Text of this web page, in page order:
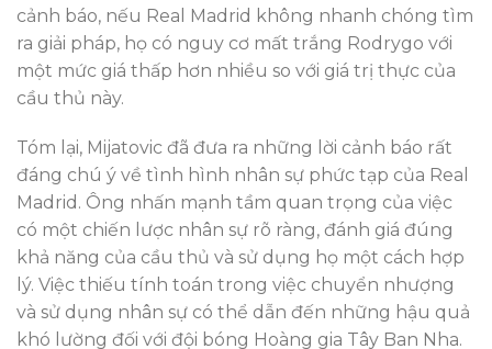
cảnh báo, nếu Real Madrid không nhanh chóng tìm
ra giải pháp, họ có nguy cơ mất trắng Rodrygo với
một mức giá thấp hơn nhiều so với giá trị thực của
cầu thủ này.
Tóm lại, Mijatovic đã đưa ra những lời cảnh báo rất
đáng chú ý về tình hình nhân sự phức tạp của Real
Madrid. Ông nhấn mạnh tầm quan trọng của việc
có một chiến lược nhân sự rõ ràng, đánh giá đúng
khả năng của cầu thủ và sử dụng họ một cách hợp
lý. Việc thiếu tính toán trong việc chuyển nhượng
và sử dụng nhân sự có thể dẫn đến những hậu quả
khó lường đối với đội bóng Hoàng gia Tây Ban Nha.